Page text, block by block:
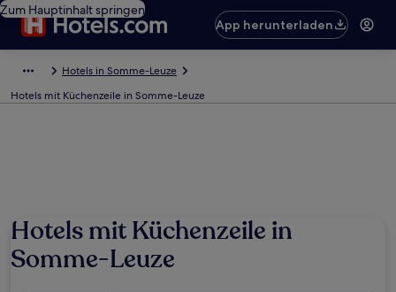
Zum Hauptinhalt springen
App herunterladen
Hotels in Somme-Leuze
Hotels mit Küchenzeile in Somme-Leuze
Hotels mit Küchenzeile in
Somme-Leuze